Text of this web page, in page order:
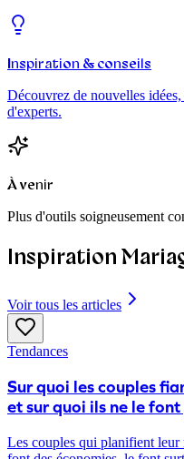
Inspiration & conseils
Découvrez de nouvelles
d'experts.
À venir
Plus d'outils soigneusement
Inspiration
Voir tous les articles
Tendances
Sur quoi les couples
et sur quoi ils ne le font
Les couples qui planifient leur